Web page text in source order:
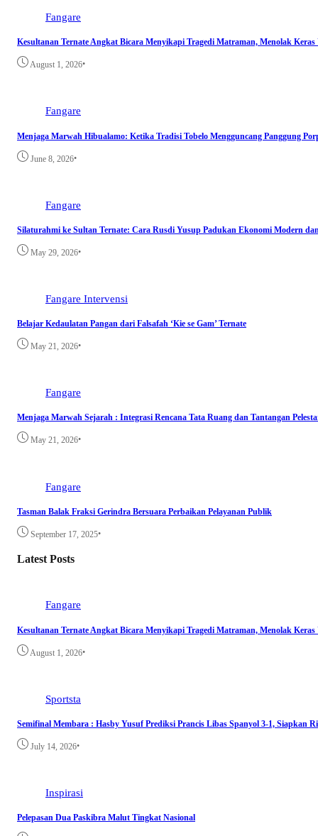
Fangare
Kesultanan Ternate Angkat Bicara Menyikapi Tragedi Matraman, Menolak
August 1, 2026•
Fangare
Menjaga Marwah Hibualamo: Ketika Tradisi Tobelo Mengguncang Panggung
June 8, 2026•
Fangare
Silaturahmi ke Sultan Ternate: Cara Rusdi Yusup Padukan Ekonomi Modern
May 29, 2026•
Fangare Intervensi
Belajar Kedaulatan Pangan dari Falsafah ‘Kie se Gam’ Ternate
May 21, 2026•
Fangare
Menjaga Marwah Sejarah : Integrasi Rencana Tata Ruang dan Tantangan
May 21, 2026•
Fangare
Tasman Balak Fraksi Gerindra Bersuara Perbaikan Pelayanan Publik
September 17, 2025•
Latest Posts
Fangare
Kesultanan Ternate Angkat Bicara Menyikapi Tragedi Matraman, Menolak
August 1, 2026•
Sportsta
Semifinal Membara : Hasby Yusuf Prediksi Prancis Libas Spanyol 3-1, Siapkan
July 14, 2026•
Inspirasi
Pelepasan Dua Paskibra Malut Tingkat Nasional